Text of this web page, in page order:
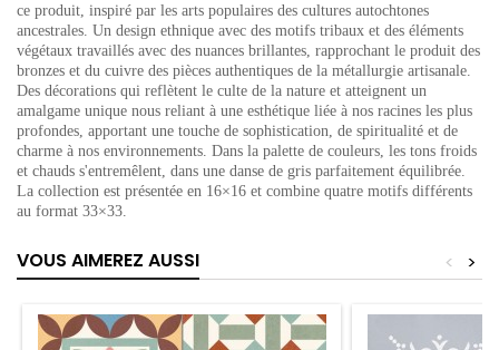
ce produit, inspiré par les arts populaires des cultures autochtones
ancestrales. Un design ethnique avec des motifs tribaux et des éléments
végétaux travaillés avec des nuances brillantes, rapprochant le produit des
bronzes et du cuivre des pièces authentiques de la métallurgie artisanale.
Des décorations qui reflètent le culte de la nature et atteignent un
amalgame unique nous reliant à une esthétique liée à nos racines les plus
profondes, apportant une touche de sophistication, de spiritualité et de
charme à nos environnements. Dans la palette de couleurs, les tons froids
et chauds s'entremêlent, dans une danse de gris parfaitement équilibrée.
La collection est présentée en 16×16 et combine quatre motifs différents
au format 33×33.
VOUS AIMEREZ AUSSI >
<